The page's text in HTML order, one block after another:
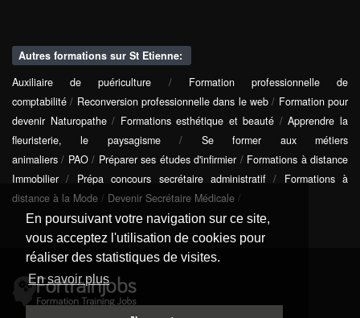
En poursuivant votre navigation sur ce site,
vous acceptez l'utilisation de cookies pour
réaliser des statistiques de visites.
En savoir plus
Autres formations sur St Etienne:
Auxiliaire de puériculture / Formation professionnelle de
comptabilité / Reconversion professionnelle dans le web / Formation pour
devenir Naturopathe/ Formations esthétique et beauté /Apprendre la
fleuristerie, le paysagisme/ Se former aux métiers
animaliers / PAO/ Préparer ses études d'infirmier / Formations à distance
Immobilier / Prépa concours secrétaire administratif/ Formations à
distance à la Mode / Devenir Secrétaire Médicale /